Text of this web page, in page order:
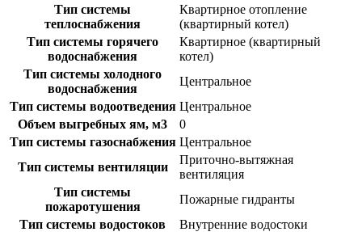
Тип системы
теплоснабжения
Квартирное отопление
(квартирный котел)
Тип системы горячего
водоснабжения
Квартирное (квартирный
котел)
Тип системы холодного
водоснабжения
Центральное
Тип системы водоотведения Центральное
Объем выгребных ям, м3
0
Тип системы газоснабжения Центральное
Тип системы вентиляции
Приточно-вытяжная
вентиляция
Тип системы
пожаротушения
Пожарные гидранты
Тип системы водостоков
Внутренние водостоки